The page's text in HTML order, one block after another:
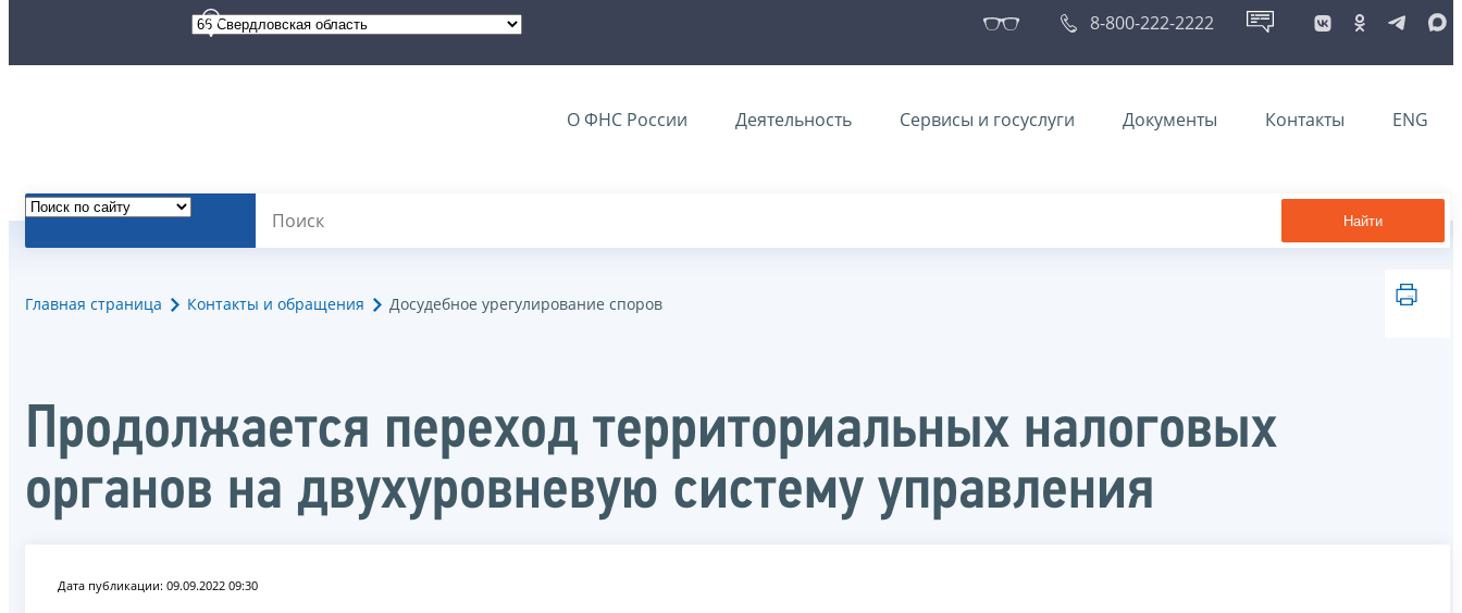
8-800-222-2222
О ФНС России Деятельность Сервисы и госуслуги Документы Контакты ENG
Найти
Главная страница Контакты и обращения Досудебное урегулирование споров
Продолжается переход территориальных налоговых
органов на двухуровневую систему управления
Дата публикации: 09.09.2022 09:30